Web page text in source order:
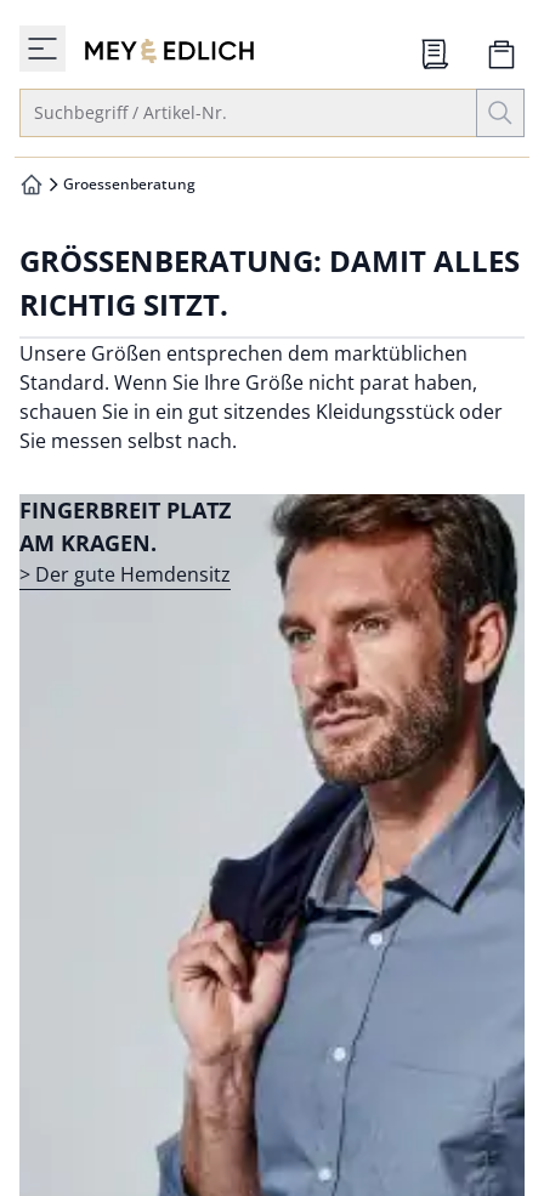
springen
springen
zur Startseite
Suchbegriff / Artikel-Nr.
zur Startseite
Groessenberatung
GRÖSSENBERATUNG: DAMIT ALLES
RICHTIG SITZT.
Unsere Größen entsprechen dem marktüblichen
Standard. Wenn Sie Ihre Größe nicht parat haben,
schauen Sie in ein gut sitzendes Kleidungsstück oder
Sie messen selbst nach.
Bildverlinkung
FINGERBREIT PLATZ
AM KRAGEN.
> Der gute Hemdensitz